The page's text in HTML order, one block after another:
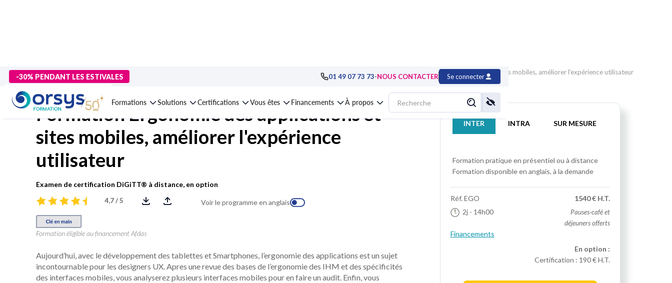
-30% PENDANT LES ESTIVALES 01 49 07 73 73-NOUS CONTACTER Se connecter
Formations Solutions Certifications Vous êtes Financements À propos
> Formations>Technologies numériques iOS, Android, multiplateformes mobiles Formation Ergonomie des applications et sites mobiles, améliorer l'expérience utilisateur
Formation Ergonomie des applications et
sites mobiles, améliorer l'expérience
utilisateur
Examen de certification DiGiTT® à distance, en option
4,7 / 5 Voir le programme en anglais
Formation éligible au financement Afdas
INTER INTRA SUR MESURE
Formation pratique en présentiel ou à distance
Formation disponible en anglais, à la demande
Réf. EGO
2j - 14h00
1540 € H.T.
Pauses-café et
déjeuners offerts
Financements
En option :
Certification : 190 € H.T.
Aujourd’hui, avec le développement des tablettes et Smartphones, l’ergonomie des applications est un sujet
incontournable pour les designers UX. Apres une revue des bases de l’ergonomie des IHM et des spécificités
des interfaces mobiles, vous analyserez plusieurs interfaces mobiles pour en faire un audit. Enfin, vous